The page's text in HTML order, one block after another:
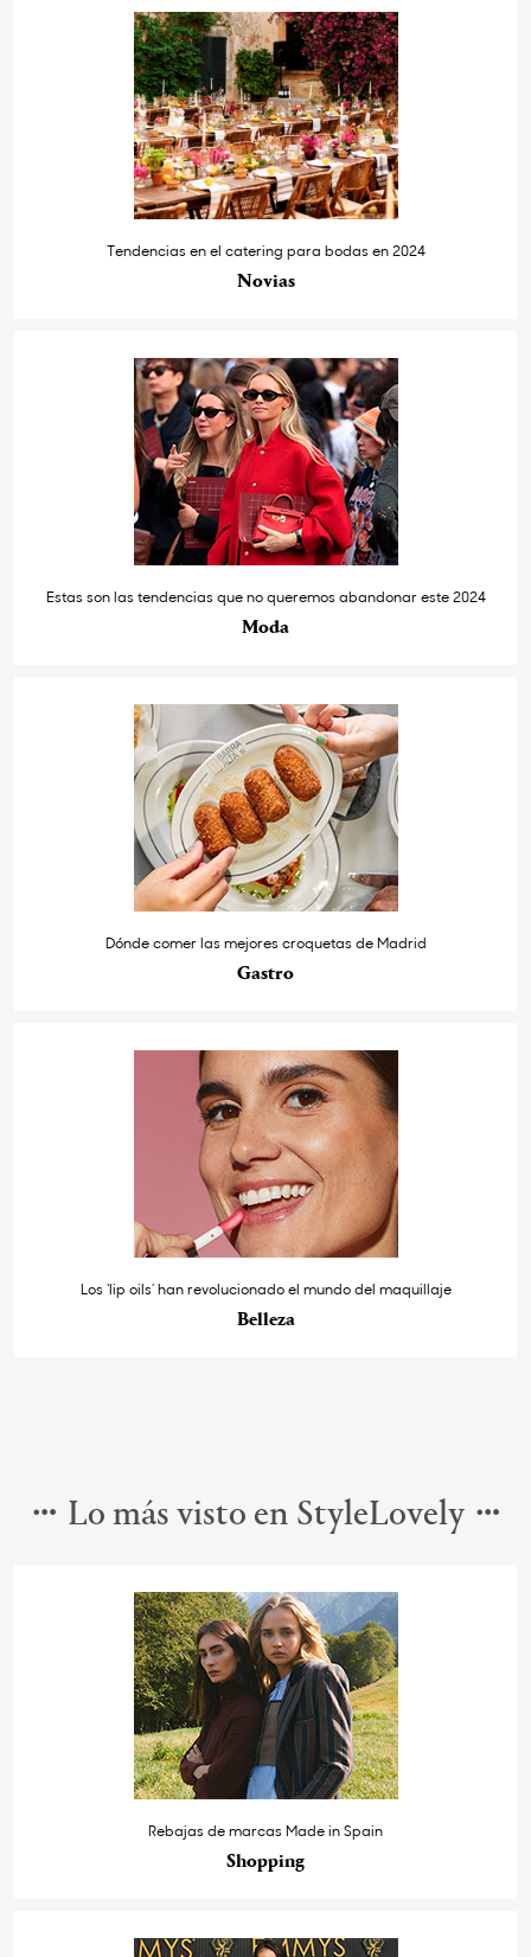
Tendencias en el catering para bodas en 2024
Novias
Estas son las tendencias que no queremos abandonar este 2024
Moda
Dónde comer las mejores croquetas de Madrid
Gastro
Los ‘lip oils’ han revolucionado el mundo del maquillaje
Belleza
Lo más visto en StyleLovely
Rebajas de marcas Made in Spain
Shopping